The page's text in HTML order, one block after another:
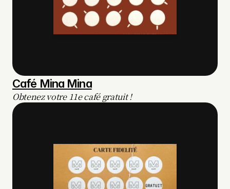
Café Mina Mina
Obtenez votre 11e café gratuit !